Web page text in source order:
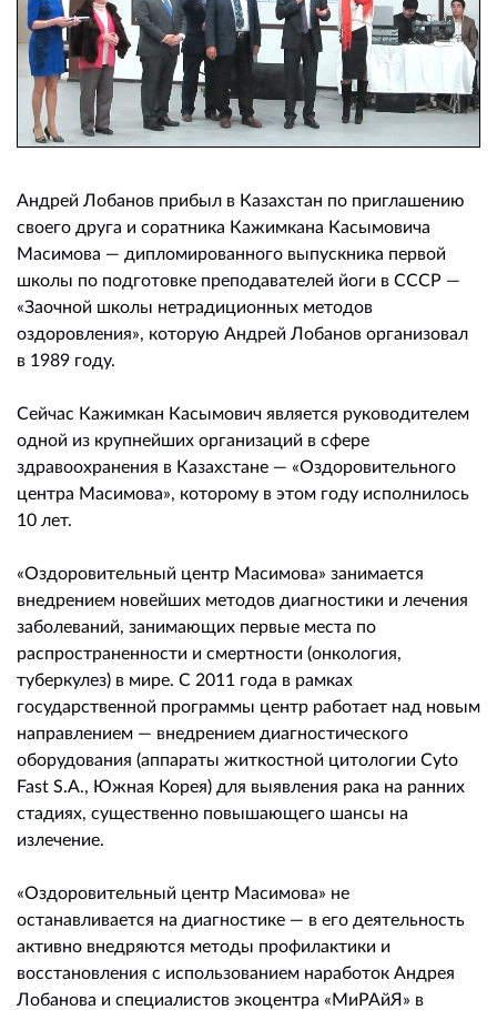
Андрей Лобанов прибыл в Казахстан по приглашению
своего друга и соратника Кажимкана Касымовича
Масимова — дипломированного выпускника первой
школы по подготовке преподавателей йоги в СССР —
«Заочной школы нетрадиционных методов
оздоровления», которую Андрей Лобанов организовал
в 1989 году.
Сейчас Кажимкан Касымович является руководителем
одной из крупнейших организаций в сфере
здравоохранения в Казахстане — «Оздоровительного
центра Масимова», которому в этом году исполнилось
10 лет.
«Оздоровительный центр Масимова» занимается
внедрением новейших методов диагностики и лечения
заболеваний, занимающих первые места по
распространенности и смертности (онкология,
туберкулез) в мире. С 2011 года в рамках
государственной программы центр работает над новым
направлением — внедрением диагностического
оборудования (аппараты житкостной цитологии Cyto
Fast S.A., Южная Корея) для выявления рака на ранних
стадиях, существенно повышающего шансы на
излечение.
«Оздоровительный центр Масимова» не
останавливается на диагностике — в его деятельность
активно внедряются методы профилактики и
восстановления с использованием наработок Андрея
Лобанова и специалистов экоцентра «МиРАйЯ» в